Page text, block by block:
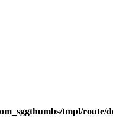
tmpl/route/